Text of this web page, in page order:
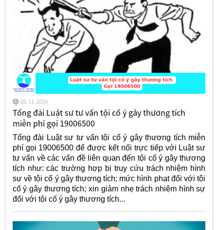
05-11-2024
Tổng đài Luật sư tư vấn tội cố ý gây thương tích
miễn phí gọi 19006500
Tổng đài Luật sư tư vấn tội cố ý gây thương tích miễn
phí gọi 19006500 để được kết nối trực tiếp với Luật sư
tư vấn về các vấn đề liên quan đến tội cố ý gây thương
tích như: các trường hợp bị truy cứu trách nhiệm hình
sự về tội cố ý gây thương tích; mức hình phạt đối với tội
cố ý gây thương tích; xin giảm nhẹ trách nhiệm hình sự
đối với tội cố ý gây thương tích...